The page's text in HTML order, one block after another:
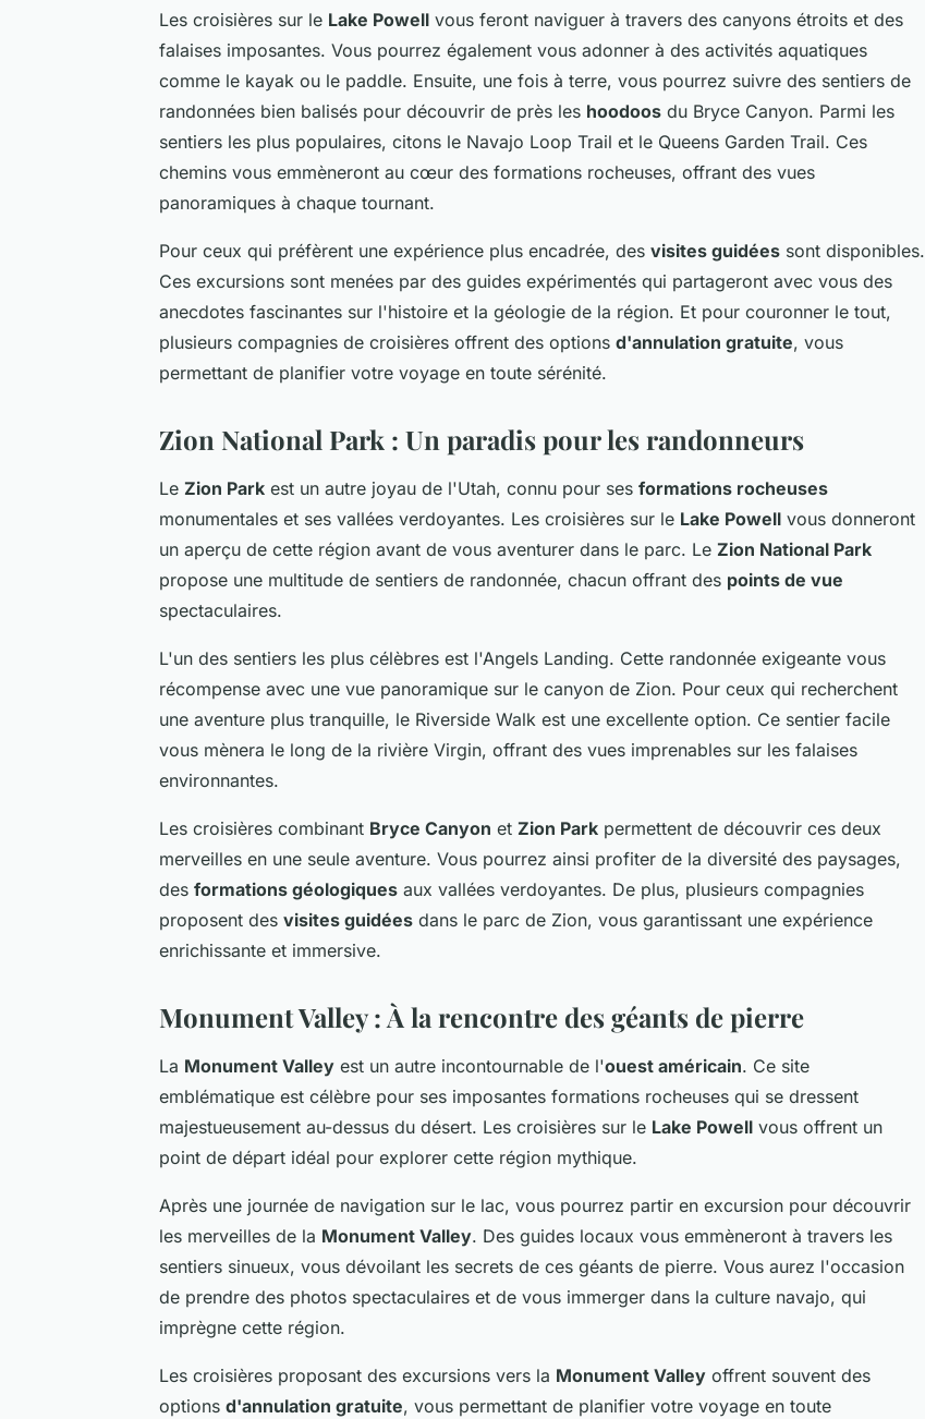
Les croisières sur le Lake Powell vous feront naviguer à travers des canyons étroits et des
falaises imposantes. Vous pourrez également vous adonner à des activités aquatiques
comme le kayak ou le paddle. Ensuite, une fois à terre, vous pourrez suivre des sentiers de
randonnées bien balisés pour découvrir de près les hoodoos du Bryce Canyon. Parmi les
sentiers les plus populaires, citons le Navajo Loop Trail et le Queens Garden Trail. Ces
chemins vous emmèneront au cœur des formations rocheuses, offrant des vues
panoramiques à chaque tournant.
Pour ceux qui préfèrent une expérience plus encadrée, des visites guidées sont disponibles.
Ces excursions sont menées par des guides expérimentés qui partageront avec vous des
anecdotes fascinantes sur l'histoire et la géologie de la région. Et pour couronner le tout,
plusieurs compagnies de croisières offrent des options d'annulation gratuite, vous
permettant de planifier votre voyage en toute sérénité.
Zion National Park : Un paradis pour les randonneurs
Le Zion Park est un autre joyau de l'Utah, connu pour ses formations rocheuses
monumentales et ses vallées verdoyantes. Les croisières sur le Lake Powell vous donneront
un aperçu de cette région avant de vous aventurer dans le parc. Le Zion National Park
propose une multitude de sentiers de randonnée, chacun offrant des points de vue
spectaculaires.
L'un des sentiers les plus célèbres est l'Angels Landing. Cette randonnée exigeante vous
récompense avec une vue panoramique sur le canyon de Zion. Pour ceux qui recherchent
une aventure plus tranquille, le Riverside Walk est une excellente option. Ce sentier facile
vous mènera le long de la rivière Virgin, offrant des vues imprenables sur les falaises
environnantes.
Les croisières combinant Bryce Canyon et Zion Park permettent de découvrir ces deux
merveilles en une seule aventure. Vous pourrez ainsi profiter de la diversité des paysages,
des formations géologiques aux vallées verdoyantes. De plus, plusieurs compagnies
proposent des visites guidées dans le parc de Zion, vous garantissant une expérience
enrichissante et immersive.
Monument Valley : À la rencontre des géants de pierre
La Monument Valley est un autre incontournable de l'ouest américain. Ce site
emblématique est célèbre pour ses imposantes formations rocheuses qui se dressent
majestueusement au-dessus du désert. Les croisières sur le Lake Powell vous offrent un
point de départ idéal pour explorer cette région mythique.
Après une journée de navigation sur le lac, vous pourrez partir en excursion pour découvrir
les merveilles de la Monument Valley. Des guides locaux vous emmèneront à travers les
sentiers sinueux, vous dévoilant les secrets de ces géants de pierre. Vous aurez l'occasion
de prendre des photos spectaculaires et de vous immerger dans la culture navajo, qui
imprègne cette région.
Les croisières proposant des excursions vers la Monument Valley offrent souvent des
options d'annulation gratuite, vous permettant de planifier votre voyage en toute